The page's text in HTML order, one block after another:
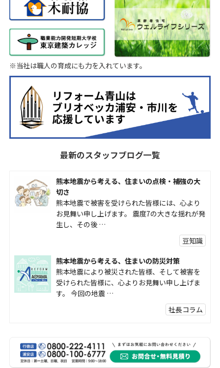
※当社は職人の育成にも力を入れています。
最新のスタッフブログ一覧
熊本地震から考える、住まいの点検・補強の大
切さ
熊本地震で被害を受けられた皆様には、心より
お見舞い申し上げます。 震度7の大きな揺れが発
生し、その後 …
豆知識
熊本地震から考える、住まいの防災対策
熊本地震により被災された皆様、そして被害を
受けられた皆様に、心よりお見舞い申し上げま
す。 今回の地震 …
社長コラム
外壁の色あせやひび割れが気になり始めると、
「そろそろ塗り替えが必要かな？」 「訪問営業
に勧められた …